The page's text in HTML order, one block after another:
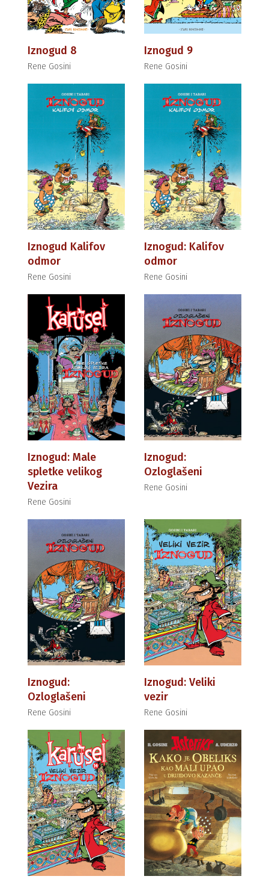
Iznogud 8
Rene Gosini
Iznogud 9
Rene Gosini
Iznogud Kalifov
odmor
Rene Gosini
Iznogud: Kalifov
odmor
Rene Gosini
Iznogud: Male
spletke velikog
Vezira
Rene Gosini
Iznogud:
Ozloglašeni
Rene Gosini
Iznogud:
Ozloglašeni
Rene Gosini
Iznogud: Veliki
vezir
Rene Gosini